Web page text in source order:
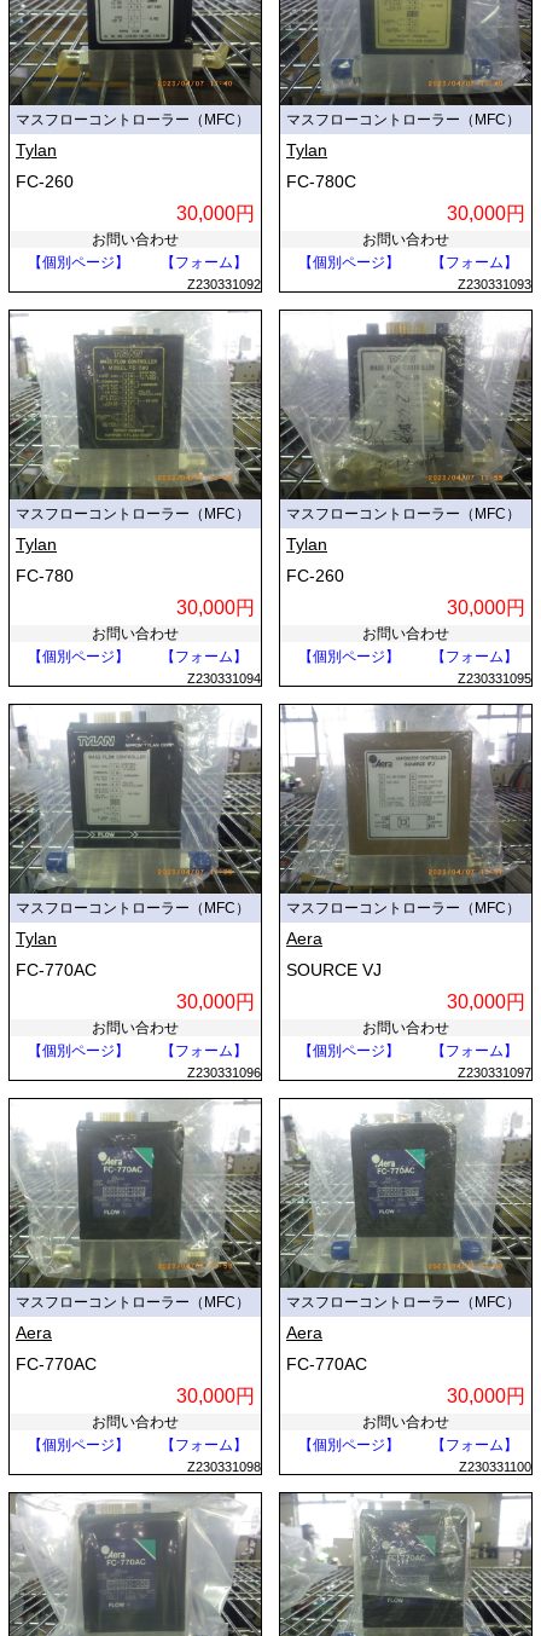
マスフローコントローラー（MFC）
Tylan
FC-260
30,000円
お問い合わせ
【個別ページ】
【フォーム】
Z230331092
マスフローコントローラー（MFC）
Tylan
FC-780C
30,000円
お問い合わせ
【個別ページ】
【フォーム】
Z230331093
マスフローコントローラー（MFC）
Tylan
FC-780
30,000円
お問い合わせ
【個別ページ】
【フォーム】
Z230331094
マスフローコントローラー（MFC）
Tylan
FC-260
30,000円
お問い合わせ
【個別ページ】
【フォーム】
Z230331095
マスフローコントローラー（MFC）
Tylan
FC-770AC
30,000円
お問い合わせ
【個別ページ】
【フォーム】
Z230331096
マスフローコントローラー（MFC）
Aera
SOURCE VJ
30,000円
お問い合わせ
【個別ページ】
【フォーム】
Z230331097
マスフローコントローラー（MFC）
Aera
FC-770AC
30,000円
お問い合わせ
【個別ページ】
【フォーム】
Z230331098
マスフローコントローラー（MFC）
Aera
FC-770AC
30,000円
お問い合わせ
【個別ページ】
【フォーム】
Z230331100